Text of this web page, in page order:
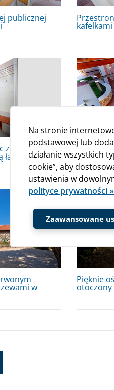
publicznej
ze szklanymi
w
Pięknie
Na stronie
podstawowej lub
działanie wszystkich
cookie”, aby
ustawienia w
polityce prywatności »
Zaawansowane